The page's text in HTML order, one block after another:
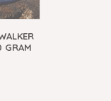
GRAM